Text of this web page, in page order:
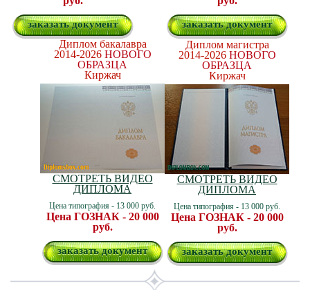
заказать документ заказать документ
Диплом бакалавра
2014-2026 НОВОГО
ОБРАЗЦА
Киржач
СМОТРЕТЬ ВИДЕО
ДИПЛОМА
Цена типография - 13 000 руб.
Цена ГОЗНАК - 20 000
руб.
заказать документ
Диплом магистра
2014-2026 НОВОГО
ОБРАЗЦА
Киржач
СМОТРЕТЬ ВИДЕО
ДИПЛОМА
Цена типография - 13 000 руб.
Цена ГОЗНАК - 20 000
руб.
заказать документ